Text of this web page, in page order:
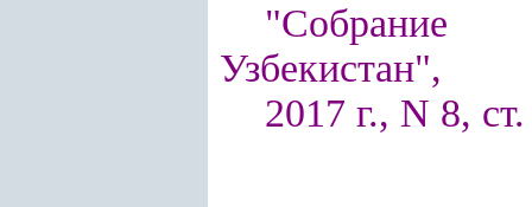
"Собрание
Узбекистан",
2017 г., N 8,